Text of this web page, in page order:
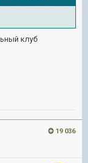
клуб
19 036